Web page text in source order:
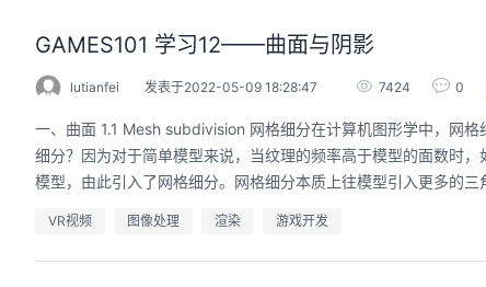
GAMES101 学习12——曲面与阴影
lutianfei 发表于2022-05-09 18:28:47 7424 0
一、曲面 1.1 Mesh subdivision 网格细分在计算机图形学中，网
细分？因为对于简单模型来说，当纹理的频率高于模型的面数时
模型，由此引入了网格细分。网格细分本质上往模型引入更多的
VR视频 图像处理 渲染 游戏开发